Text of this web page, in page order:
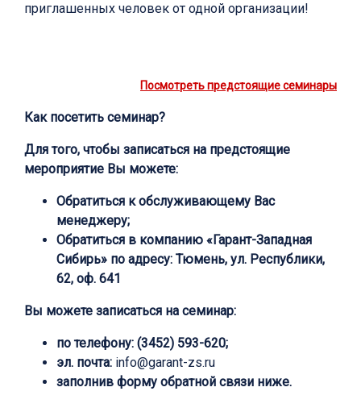
приглашенных человек от одной организации!
Посмотреть предстоящие семинары
Как посетить семинар?
Для того, чтобы записаться на предстоящие
мероприятие Вы можете:
Обратиться к обслуживающему Вас
менеджеру;
Обратиться в компанию «Гарант-Западная
Сибирь» по адресу: Тюмень, ул. Республики,
62, оф. 641
Вы можете записаться на семинар:
по телефону: (3452) 593-620;
эл. почта: info@garant-zs.ru
заполнив форму обратной связи ниже.